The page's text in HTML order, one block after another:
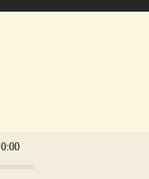
0:00